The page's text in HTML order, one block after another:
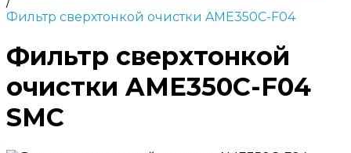
Фильтр сверхтонкой очистки AME350C-F04
Фильтр сверхтонкой
очистки AME350C-F04
SMC